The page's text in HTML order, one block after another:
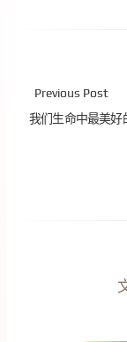
Previous Post
我们生命中最美好